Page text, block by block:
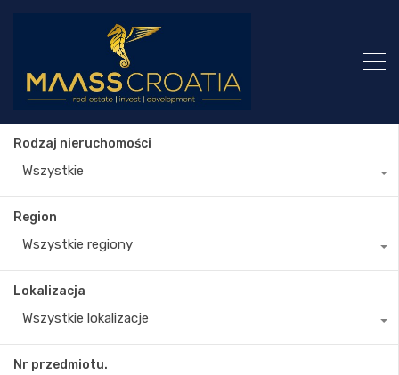
Rodzaj nieruchomości
Wszystkie
Region
Wszystkie regiony
Lokalizacja
Wszystkie lokalizacje
Nr przedmiotu.